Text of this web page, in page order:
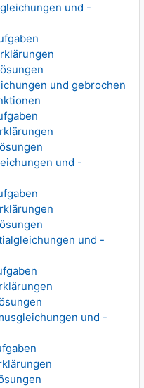
und -
und gebrochen
und -
und -
und -